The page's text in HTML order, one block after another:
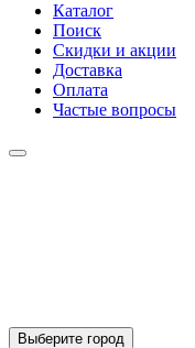
Каталог
Поиск
Скидки и акции
Доставка
Оплата
Частые вопросы
Выберите город